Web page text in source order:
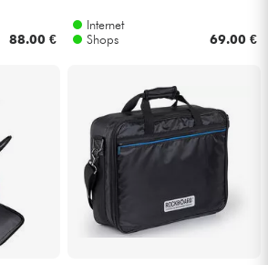
88.00 €
Internet
Shops
69.00 €